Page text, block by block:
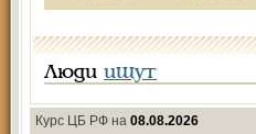
Люди ищут
Курс ЦБ РФ на 08.08.2026